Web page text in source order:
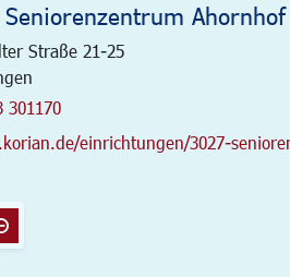
Seniorenzentrum Ahornhof
Straße 21-25
301170
einrichtungen/3027-